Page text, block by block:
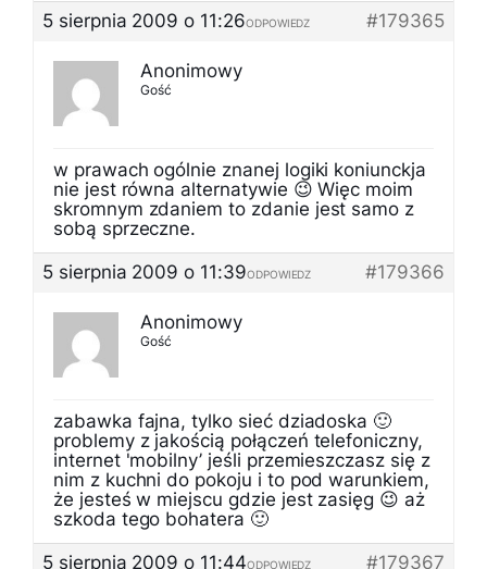
5 sierpnia 2009 o 11:26
#179365
ODPOWIEDZ
Anonimowy
Gość
w prawach ogólnie znanej logiki koniunckja
nie jest równa alternatywie 😉 Więc moim
skromnym zdaniem to zdanie jest samo z
sobą sprzeczne.
5 sierpnia 2009 o 11:39
#179366
ODPOWIEDZ
Anonimowy
Gość
zabawka fajna, tylko sieć dziadoska 🙂
problemy z jakością połączeń telefoniczny,
internet 'mobilny’ jeśli przemieszczasz się z
nim z kuchni do pokoju i to pod warunkiem,
że jesteś w miejscu gdzie jest zasięg 😉 aż
szkoda tego bohatera 🙂
5 sierpnia 2009 o 11:44
#179367
ODPOWIEDZ